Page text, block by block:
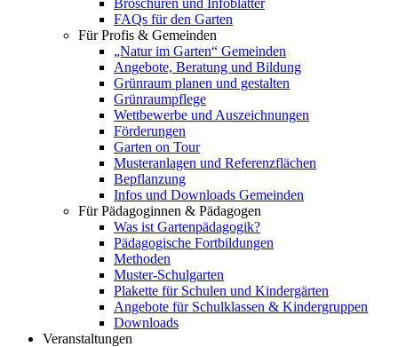
Broschüren und Infoblätter
FAQs für den Garten
Für Profis & Gemeinden
„Natur im Garten“ Gemeinden
Angebote, Beratung und Bildung
Grünraum planen und gestalten
Grünraumpflege
Wettbewerbe und Auszeichnungen
Förderungen
Garten on Tour
Musteranlagen und Referenzflächen
Bepflanzung
Infos und Downloads Gemeinden
Für Pädagoginnen & Pädagogen
Was ist Gartenpädagogik?
Pädagogische Fortbildungen
Methoden
Muster-Schulgarten
Plakette für Schulen und Kindergärten
Angebote für Schulklassen & Kindergruppen
Downloads
Veranstaltungen